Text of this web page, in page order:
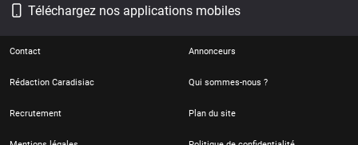
Téléchargez nos applications mobiles
Contact Annonceurs
Rédaction Caradisiac Qui sommes-nous ?
Recrutement Plan du site